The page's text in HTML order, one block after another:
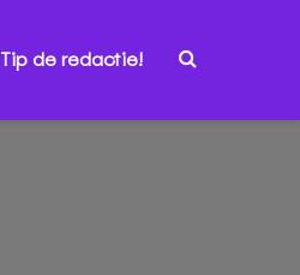
Tip de redactie!